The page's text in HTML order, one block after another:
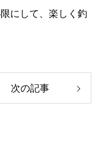
にして、楽しく釣
次の記事